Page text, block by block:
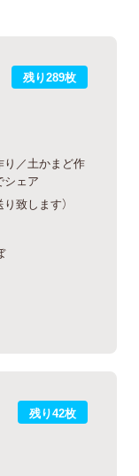
残り289枚
り／土かまど作
シェア
致します）
残り42枚